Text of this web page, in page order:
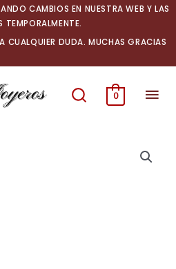
CAMBIOS EN NUESTRA WEB Y LAS
CUALQUIER DUDA. MUCHAS GRACIAS
0